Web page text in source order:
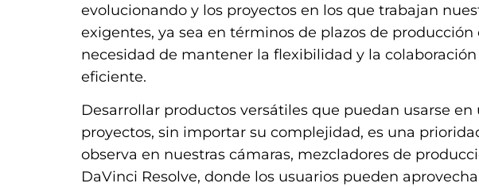
evolucionando y los proyectos en los que trabajan
exigentes, ya sea en términos de plazos de
necesidad de mantener la flexibilidad y la
eficiente.
Desarrollar productos versátiles que puedan usarse
proyectos, sin importar su complejidad, es una
observa en nuestras cámaras, mezcladores de
DaVinci Resolve, donde los usuarios pueden